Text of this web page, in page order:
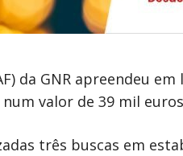
da GNR apreendeu
valor de 39 mil
três buscas em